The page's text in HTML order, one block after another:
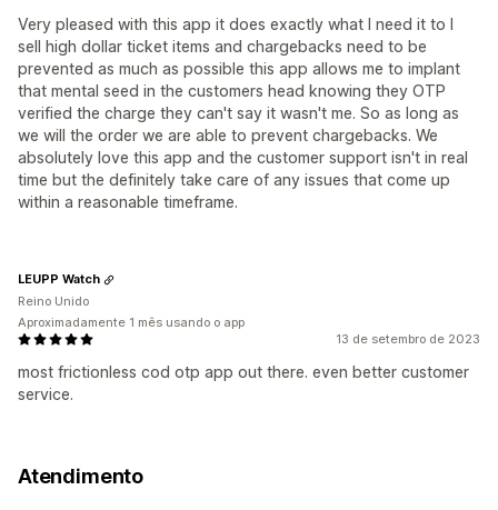
Very pleased with this app it does exactly what I need it to I
sell high dollar ticket items and chargebacks need to be
prevented as much as possible this app allows me to implant
that mental seed in the customers head knowing they OTP
verified the charge they can't say it wasn't me. So as long as
we will the order we are able to prevent chargebacks. We
absolutely love this app and the customer support isn't in real
time but the definitely take care of any issues that come up
within a reasonable timeframe.
13 de setembro de 2023
most frictionless cod otp app out there. even better customer
service.
LEUPP Watch
Reino Unido
Aproximadamente 1 mês usando o app
Atendimento